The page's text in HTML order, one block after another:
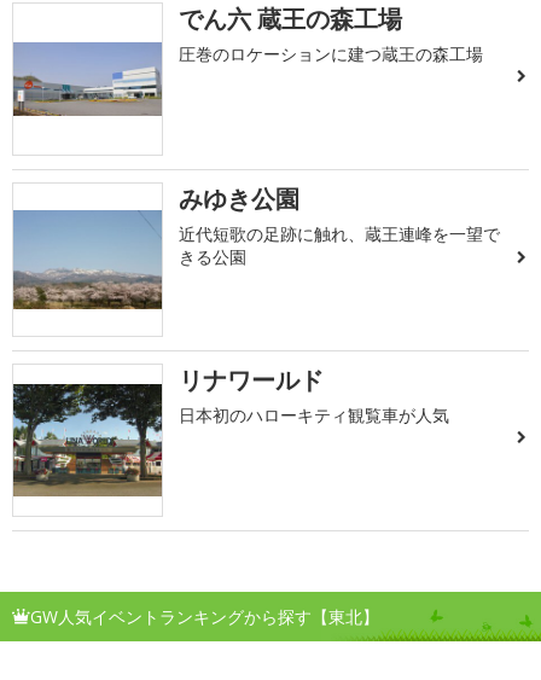
でん六 蔵王の森工場
圧巻のロケーションに建つ蔵王の森工場
みゆき公園
近代短歌の足跡に触れ、蔵王連峰を一望で
きる公園
リナワールド
日本初のハローキティ観覧車が人気
GW人気イベントランキングから探す【東北】